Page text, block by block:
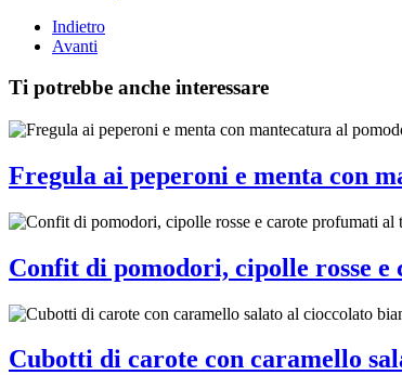
Indietro
Avanti
Ti potrebbe anche interessare
Fregula ai peperoni e menta con
Confit di pomodori, cipolle rosse
Cubotti di carote con caramello